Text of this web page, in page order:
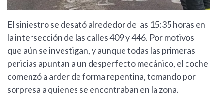
El siniestro se desató alrededor de las 15:35 horas en
la intersección de las calles 409 y 446. Por motivos
que aún se investigan, y aunque todas las primeras
pericias apuntan a un desperfecto mecánico, el coche
comenzó a arder de forma repentina, tomando por
sorpresa a quienes se encontraban en la zona.